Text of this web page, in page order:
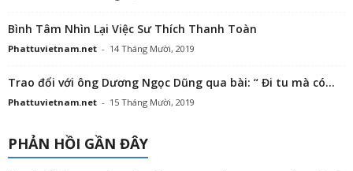
Bình Tâm Nhìn Lại Việc Sư Thích Thanh Toàn
Phattuvietnam.net - 14 Tháng Mười, 2019
Trao đổi với ông Dương Ngọc Dũng qua bài: “ Đi tu mà có...
Phattuvietnam.net - 15 Tháng Mười, 2019
PHẢN HỒI GẦN ĐÂY